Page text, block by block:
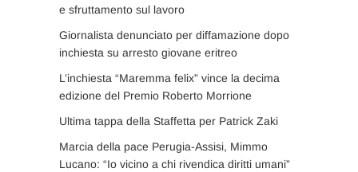
e sfruttamento sul lavoro
Giornalista denunciato per diffamazione dopo
inchiesta su arresto giovane eritreo
L’inchiesta “Maremma felix” vince la decima
edizione del Premio Roberto Morrione
Ultima tappa della Staffetta per Patrick Zaki
Marcia della pace Perugia-Assisi, Mimmo
Lucano: “Io vicino a chi rivendica diritti umani”